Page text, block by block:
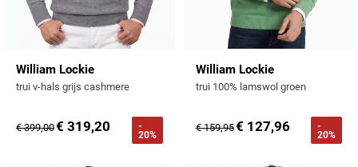
William Lockie
trui v-hals grijs cashmere
€ 399,00€ 319,20
-
20%
William Lockie
trui 100% lamswol groen
€ 159,95€ 127,96
-
20%